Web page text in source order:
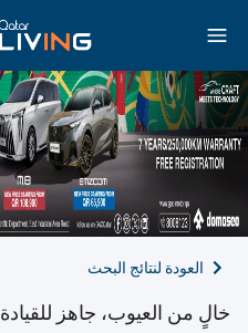
العودة لنتائج البحث
خالٍ من العيوب، جاهز للقيادة